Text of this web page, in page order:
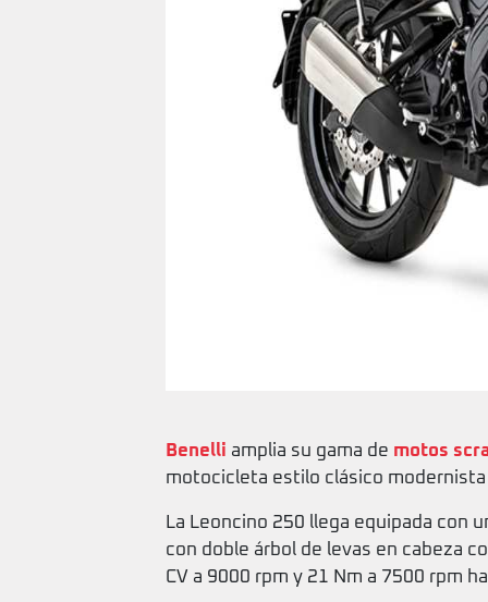
Benelli amplia su gama de motos
motocicleta estilo clásico
La Leoncino 250 llega equipada con
con doble árbol de levas en cabeza
CV a 9000 rpm y 21 Nm a 7500 rpm